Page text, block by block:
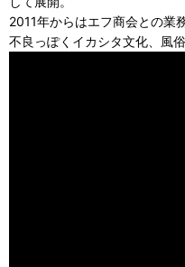
2011年からはエフ商会との業
不良っぽくイカシタ文化、風